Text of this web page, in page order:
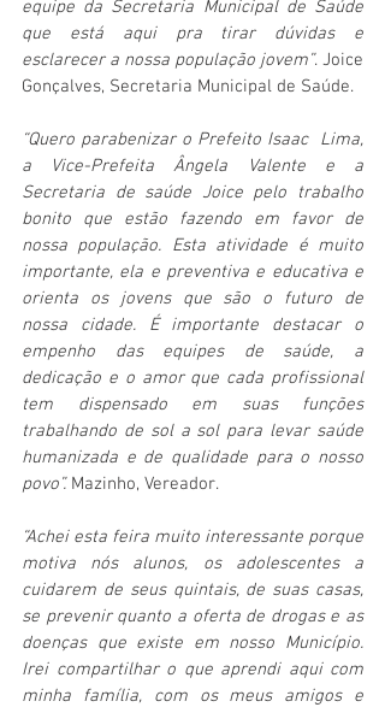
equipe da Secretaria Municipal de Saúde
que está aqui pra tirar dúvidas e
esclarecer a nossa população jovem”. Joice
Gonçalves, Secretaria Municipal de Saúde.
“Quero parabenizar o Prefeito Isaac  Lima,
a Vice-Prefeita Ângela Valente e a
Secretaria de saúde Joice pelo trabalho
bonito que estão fazendo em favor de
nossa população. Esta atividade é muito
importante, ela e preventiva e educativa e
orienta os jovens que são o futuro de
nossa cidade. É importante destacar o
empenho das equipes de saúde, a
dedicação e o amor que cada profissional
tem dispensado em suas funções
trabalhando de sol a sol para levar saúde
humanizada e de qualidade para o nosso
povo”. Mazinho, Vereador.
“Achei esta feira muito interessante porque
motiva nós alunos, os adolescentes a
cuidarem de seus quintais, de suas casas,
se prevenir quanto a oferta de drogas e as
doenças que existe em nosso Município.
Irei compartilhar o que aprendi aqui com
minha família, com os meus amigos e